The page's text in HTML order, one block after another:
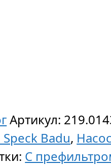
Артикул:
Badu,
С